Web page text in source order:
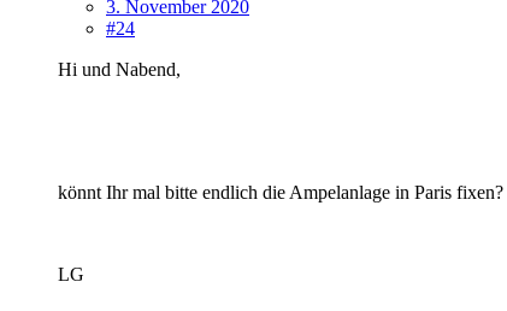
3. November 2020
#24
Hi und Nabend,
könnt Ihr mal bitte endlich die Ampelanlage in Paris
LG